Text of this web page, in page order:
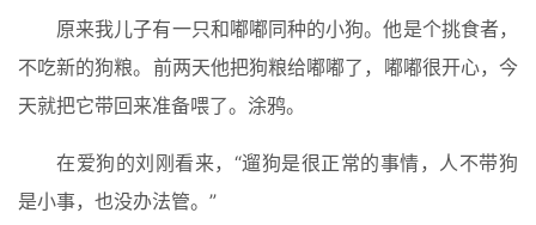
原来我儿子有一只和嘟嘟同种的小狗。他是个挑食者，
不吃新的狗粮。前两天他把狗粮给嘟嘟了，嘟嘟很开心，今
天就把它带回来准备喂了。涂鸦。
在爱狗的刘刚看来，“遛狗是很正常的事情，人不带狗
是小事，也没办法管。”